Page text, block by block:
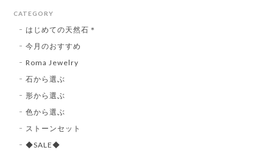
CATEGORY
はじめての天然石＊
今月のおすすめ
Roma Jewelry
石から選ぶ
形から選ぶ
色から選ぶ
ストーンセット
◆SALE◆